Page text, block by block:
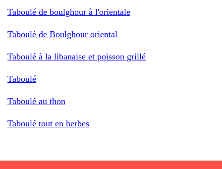
Taboulé de boulghour à l'orientale
Taboulé de Boulghour oriental
Taboulé à la libanaise et poisson grillé
Taboulé
Taboulé au thon
Taboulé tout en herbes